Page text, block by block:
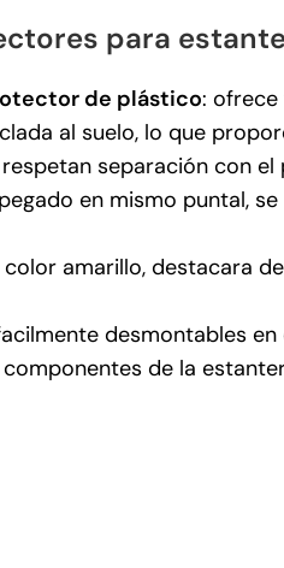
para
de plástico: ofrece
al suelo, lo que
separación con
en mismo puntal,
amarillo, destacara
desmontables
de la